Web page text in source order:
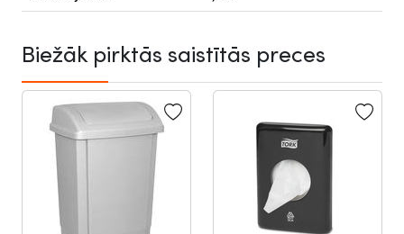
Biežāk pirktās saistītās preces